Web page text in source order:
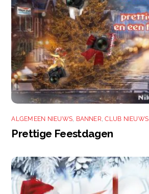
ALGEMEEN NIEUWS, BANNER,CLUB NIEUWS
Prettige Feestdagen